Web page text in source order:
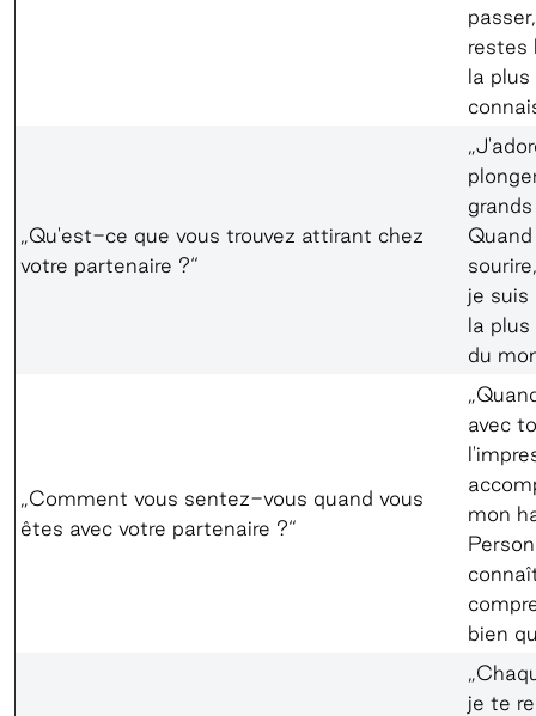
restes
la plus
„Qu'est-ce que vous trouvez attirant chez
votre partenaire ?“
je suis
la plus
du
„Comment vous sentez-vous quand vous
êtes avec votre partenaire ?“
avec
mon
bien
je te